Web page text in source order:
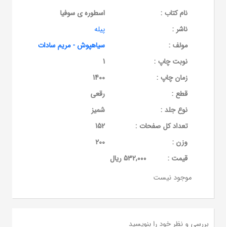
نام کتاب :
اسطوره ی سوفیا
ناشر :
پیله
مولف :
سیاهپوش - مریم سادات
نوبت چاپ :
1
زمان چاپ :
1400
قطع :
رقعی
نوع جلد :
شمیز
تعداد کل صفحات :
152
وزن :
200
قيمت :
532,000 ریال
موجود نیست
بررسی و نظر خود را بنویسید